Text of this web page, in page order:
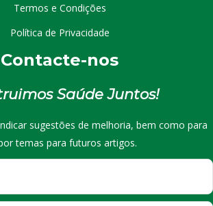
Termos e Condições
Política de Privacidade
Contacte-nos
Saúde Juntos!
sugestões de melhoria, bem como para
temas para futuros artigos.